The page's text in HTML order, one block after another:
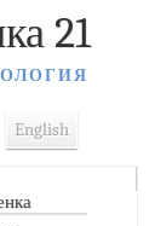
21
English